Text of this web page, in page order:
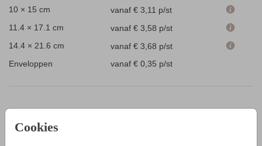
Cookies
10 × 15 cm
vanaf € 3,11 p/st
11.4 × 17.1 cm
vanaf € 3,58 p/st
14.4 × 21.6 cm
vanaf € 3,68 p/st
Enveloppen
vanaf € 0,35 p/st